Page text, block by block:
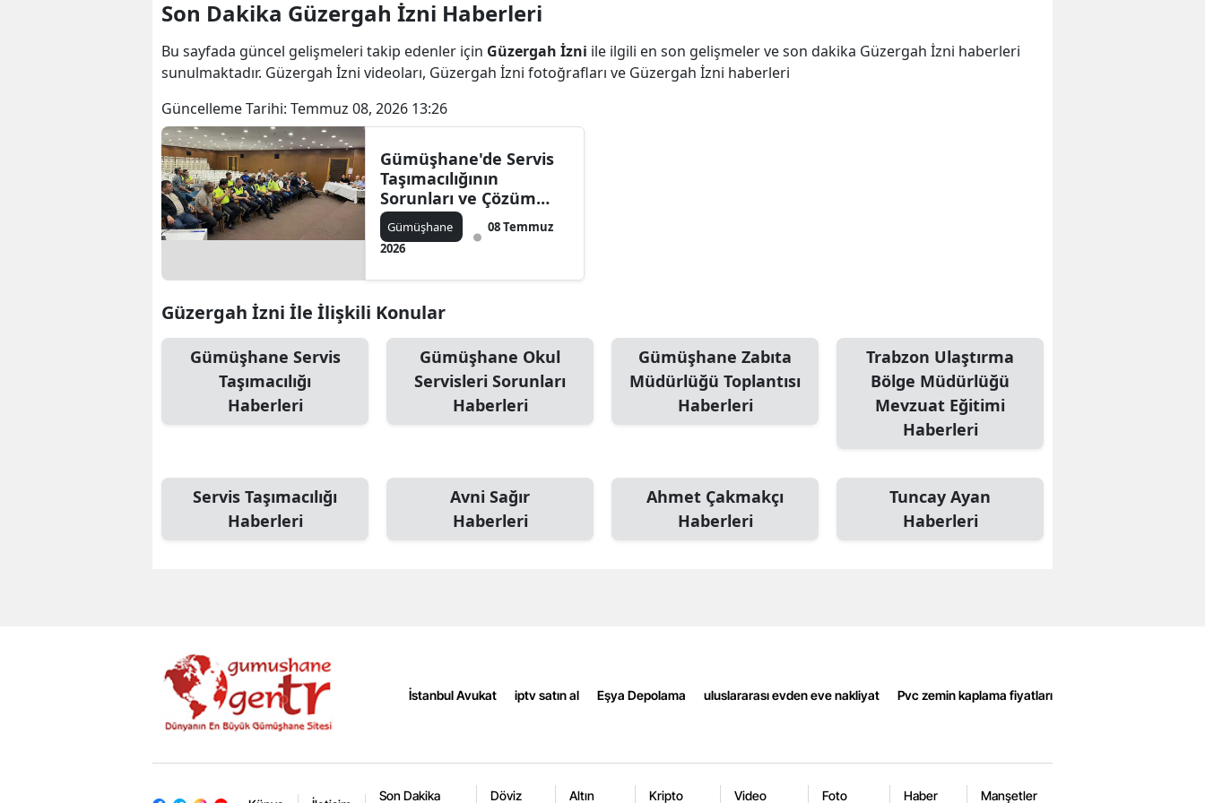
Bingöl
Denizli
Diyarbakır
Edirne
Erzincan
Isparta
Son Dakika Güzergah İzni Haberleri
Bu sayfada güncel gelişmeleri takip edenler için Güzergah İzni ile ilgili en son gelişmeler ve son dakika Güzergah İzni haberleri
sunulmaktadır. Güzergah İzni videoları, Güzergah İzni fotoğrafları ve Güzergah İzni haberleri
Güncelleme Tarihi: Temmuz 08, 2026 13:26
Gümüşhane'de Servis
Taşımacılığının
Sorunları ve Çözüm
Önerileri İstişare Edildi
Gümüşhane
08 Temmuz
2026
Güzergah İzni İle İlişkili Konular
Gümüşhane Servis
Taşımacılığı
Haberleri
Gümüşhane Okul
Servisleri Sorunları
Haberleri
Gümüşhane Zabıta
Müdürlüğü Toplantısı
Haberleri
Trabzon Ulaştırma
Bölge Müdürlüğü
Mevzuat Eğitimi
Haberleri
Servis Taşımacılığı
Haberleri
Avni Sağır
Haberleri
Ahmet Çakmakçı
Haberleri
Tuncay Ayan
Haberleri
İstanbul Avukat iptv satın al Eşya Depolama uluslararası evden eve nakliyat Pvc zemin kaplama fiyatları
Son Dakika Döviz Altın Kripto Video Foto Haber Manşetler